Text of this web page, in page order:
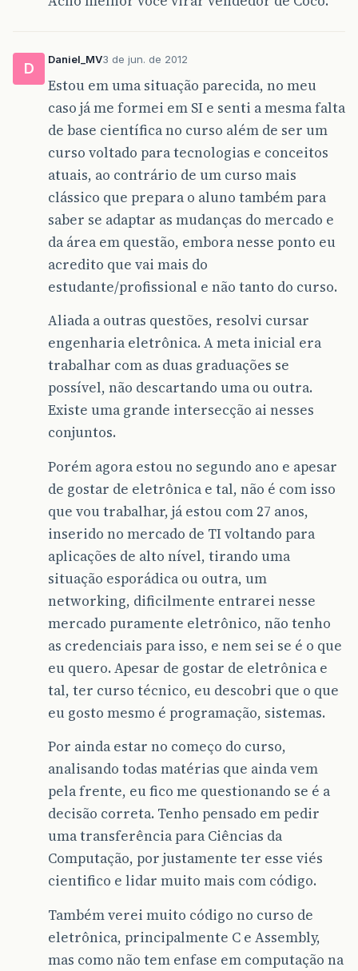
D
Daniel_MV3 de jun. de 2012
Estou em uma situação parecida, no meu
caso já me formei em SI e senti a mesma falta
de base científica no curso além de ser um
curso voltado para tecnologias e conceitos
atuais, ao contrário de um curso mais
clássico que prepara o aluno também para
saber se adaptar as mudanças do mercado e
da área em questão, embora nesse ponto eu
acredito que vai mais do
estudante/profissional e não tanto do curso.
Aliada a outras questões, resolvi cursar
engenharia eletrônica. A meta inicial era
trabalhar com as duas graduações se
possível, não descartando uma ou outra.
Existe uma grande intersecção ai nesses
conjuntos.
Porém agora estou no segundo ano e apesar
de gostar de eletrônica e tal, não é com isso
que vou trabalhar, já estou com 27 anos,
inserido no mercado de TI voltando para
aplicações de alto nível, tirando uma
situação esporádica ou outra, um
networking, dificilmente entrarei nesse
mercado puramente eletrônico, não tenho
as credenciais para isso, e nem sei se é o que
eu quero. Apesar de gostar de eletrônica e
tal, ter curso técnico, eu descobri que o que
eu gosto mesmo é programação, sistemas.
Por ainda estar no começo do curso,
analisando todas matérias que ainda vem
pela frente, eu fico me questionando se é a
decisão correta. Tenho pensado em pedir
uma transferência para Ciências da
Computação, por justamente ter esse viés
cientifico e lidar muito mais com código.
Também verei muito código no curso de
eletrônica, principalmente C e Assembly,
mas como não tem enfase em computação na